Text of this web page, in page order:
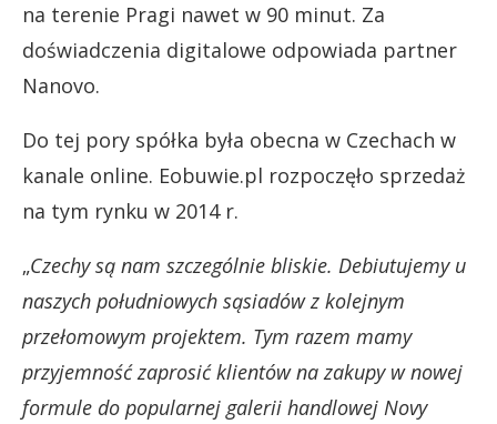
na terenie Pragi nawet w 90 minut. Za
doświadczenia digitalowe odpowiada partner
Nanovo.
Do tej pory spółka była obecna w Czechach w
kanale online. Eobuwie.pl rozpoczęło sprzedaż
na tym rynku w 2014 r.
„Czechy są nam szczególnie bliskie. Debiutujemy u
naszych południowych sąsiadów z kolejnym
przełomowym projektem. Tym razem mamy
przyjemność zaprosić klientów na zakupy w nowej
formule do popularnej galerii handlowej Novy